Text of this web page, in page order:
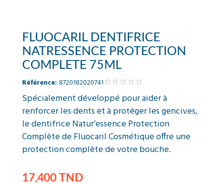
FLUOCARIL DENTIFRICE
NATRESSENCE PROTECTION
COMPLETE 75ML
Référence: 8720182020741
Spécialement développé pour aider à
renforcer les dents et à protéger les gencives,
le dentifrice Natur’essence Protection
Complète de Fluocaril Cosmétique offre une
protection complète de votre bouche.
17,400 TND